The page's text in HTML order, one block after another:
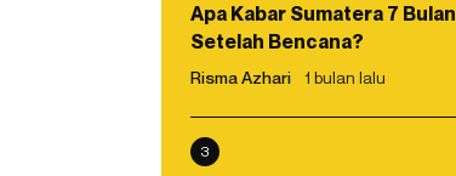
Apa Kabar Sumatera 7 Bulan
Setelah Bencana?
Risma Azhari 1 bulan lalu
3